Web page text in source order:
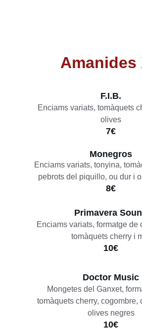
Amanides
F.I.B.
Enciams variats, tomàquets
olives
7€
Monegros
Enciams variats, tonyina,
pebrots del piquillo, ou dur i
8€
Primavera
Enciams variats, formatge de
tomàquets cherry i
10€
Doctor Music
Mongetes del Ganxet,
tomàquets cherry, cogombre,
olives negres
10€